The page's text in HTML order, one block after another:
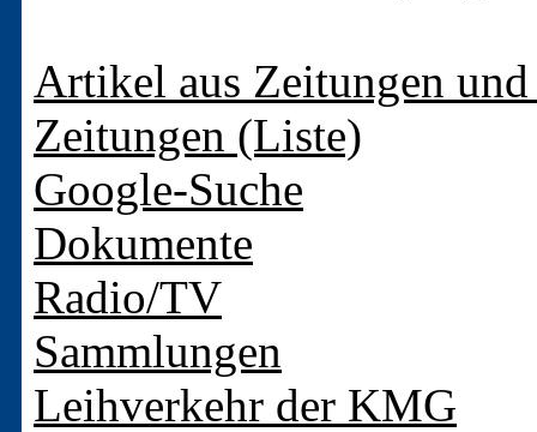
Artikel aus Zeitungen
Zeitungen (Liste)
Google-Suche
Dokumente
Radio/TV
Sammlungen
Leihverkehr der KMG